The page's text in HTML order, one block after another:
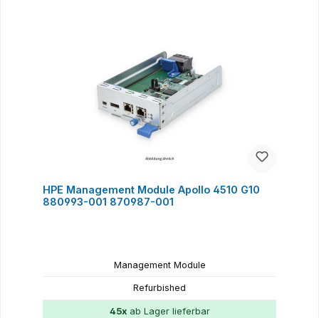
HPE Management Module Apollo 4510 G10
880993-001 870987-001
Management Module
Refurbished
45xab Lager lieferbar